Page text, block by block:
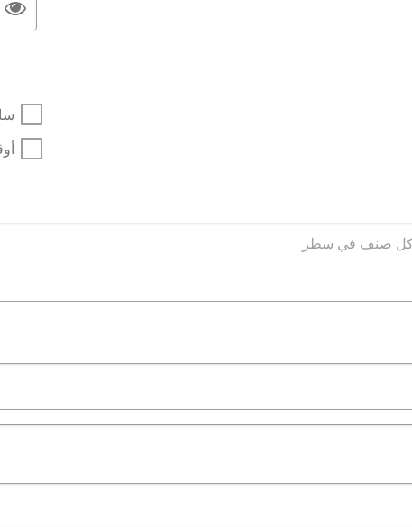
كل صنف في سطر